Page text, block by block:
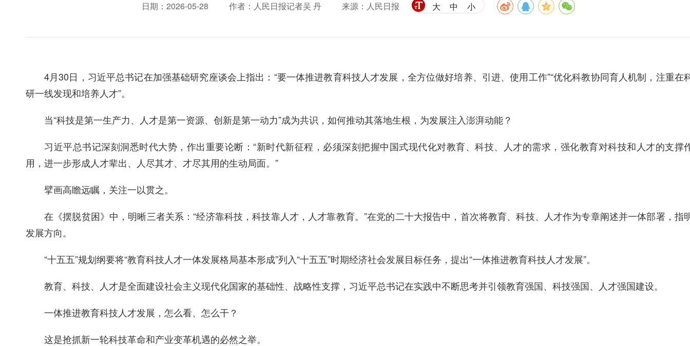
日期：2026-05-28 作者：人民日报记者吴 丹 来源：人民日报 大 中 小
4月30日，习近平总书记在加强基础研究座谈会上指出：“要一体推进教育科技人才发展，全方位做好培养、引进、使用工作”“优化科教协同育人机制，注重在
研一线发现和培养人才”。
当“科技是第一生产力、人才是第一资源、创新是第一动力”成为共识，如何推动其落地生根，为发展注入澎湃动能？
习近平总书记深刻洞悉时代大势，作出重要论断：“新时代新征程，必须深刻把握中国式现代化对教育、科技、人才的需求，强化教育对科技和人才的支撑
用，进一步形成人才辈出、人尽其才、才尽其用的生动局面。”
擘画高瞻远瞩，关注一以贯之。
在《摆脱贫困》中，明晰三者关系：“经济靠科技，科技靠人才，人才靠教育。”在党的二十大报告中，首次将教育、科技、人才作为专章阐述并一体部署，指
发展方向。
“十五五”规划纲要将“教育科技人才一体发展格局基本形成”列入“十五五”时期经济社会发展目标任务，提出“一体推进教育科技人才发展”。
教育、科技、人才是全面建设社会主义现代化国家的基础性、战略性支撑，习近平总书记在实践中不断思考并引领教育强国、科技强国、人才强国建设。
一体推进教育科技人才发展，怎么看、怎么干？
这是抢抓新一轮科技革命和产业变革机遇的必然之举。